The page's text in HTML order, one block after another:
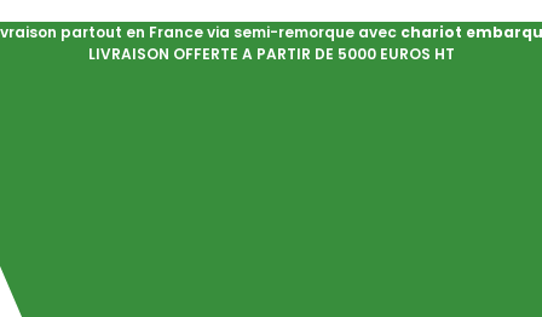
partout en France via semi-remorque avec chariot
LIVRAISON OFFERTE A PARTIR DE 5000 EUROS HT